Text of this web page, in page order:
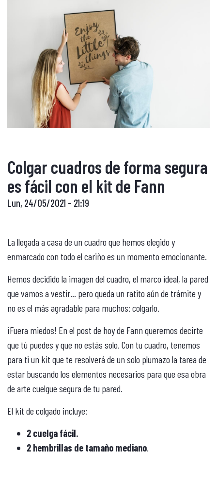
Colgar cuadros de forma segura
es fácil con el kit de Fann
Lun, 24/05/2021 - 21:19
La llegada a casa de un cuadro que hemos elegido y
enmarcado con todo el cariño es un momento emocionante.
Hemos decidido la imagen del cuadro, el marco ideal, la pared
que vamos a vestir… pero queda un ratito aún de trámite y
no es el más agradable para muchos: colgarlo.
¡Fuera miedos! En el post de hoy de Fann queremos decirte
que tú puedes y que no estás solo. Con tu cuadro, tenemos
para ti un kit que te resolverá de un solo plumazo la tarea de
estar buscando los elementos necesarios para que esa obra
de arte cuelgue segura de tu pared.
El kit de colgado incluye:
2 cuelga fácil.
2 hembrillas de tamaño mediano.